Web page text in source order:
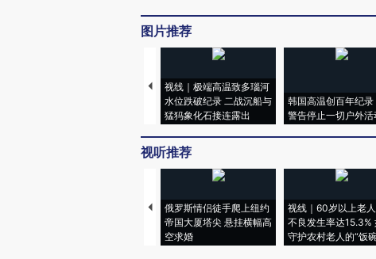
图片推荐
视线｜极端高温致多瑙河
水位跌破纪录 二战沉船与
猛犸象化石接连露出
韩国高温创百年纪录
警告停止一切户外活
视听推荐
俄罗斯情侣徒手爬上纽约
帝国大厦塔尖 悬挂横幅高
空求婚
视线｜60岁以上老
不良发生率达15.3%
守护农村老人的“饭